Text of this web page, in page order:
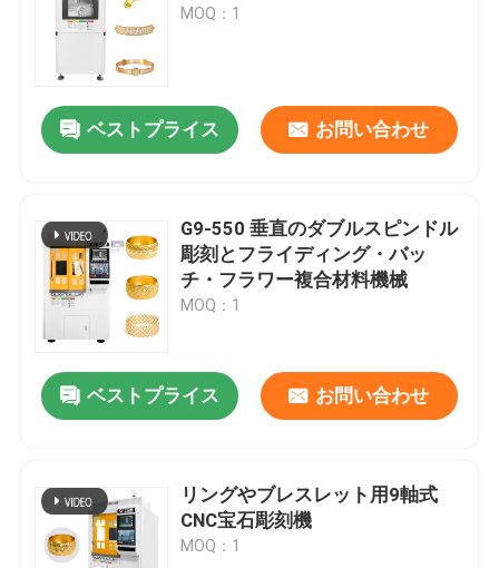
MOQ：1
ベストプライス お問い合わせ
G9-550 垂直のダブルスピンドル
彫刻とフライディング・バッ
チ・フラワー複合材料機械
MOQ：1
ベストプライス お問い合わせ
リングやブレスレット用9軸式
CNC宝石彫刻機
MOQ：1